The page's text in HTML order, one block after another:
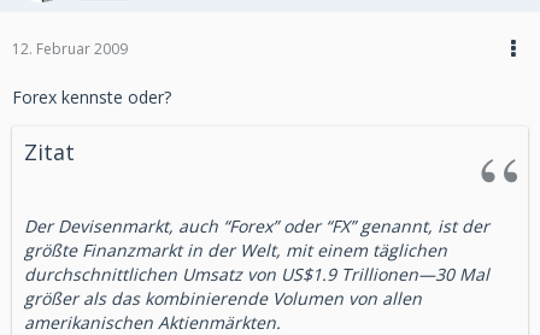
12. Februar 2009
Forex kennste oder?
Zitat
Der Devisenmarkt, auch “Forex” oder “FX” genannt, ist der
größte Finanzmarkt in der Welt, mit einem täglichen
durchschnittlichen Umsatz von US$1.9 Trillionen—30 Mal
größer als das kombinierende Volumen von allen
amerikanischen Aktienmärkten.